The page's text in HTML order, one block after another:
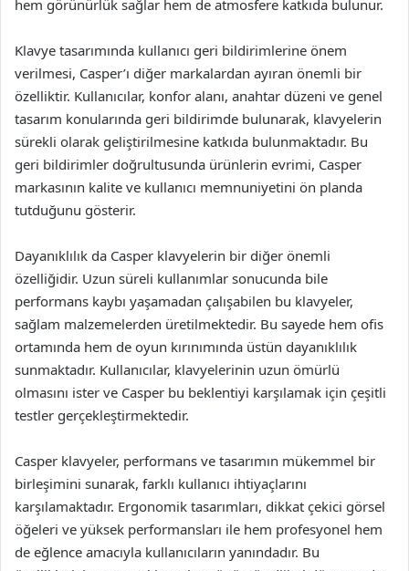
hem görünürlük sağlar hem de atmosfere katkıda bulunur.
Klavye tasarımında kullanıcı geri bildirimlerine önem
verilmesi, Casper’ı diğer markalardan ayıran önemli bir
özelliktir. Kullanıcılar, konfor alanı, anahtar düzeni ve genel
tasarım konularında geri bildirimde bulunarak, klavyelerin
sürekli olarak geliştirilmesine katkıda bulunmaktadır. Bu
geri bildirimler doğrultusunda ürünlerin evrimi, Casper
markasının kalite ve kullanıcı memnuniyetini ön planda
tutduğunu gösterir.
Dayanıklılık da Casper klavyelerin bir diğer önemli
özelliğidir. Uzun süreli kullanımlar sonucunda bile
performans kaybı yaşamadan çalışabilen bu klavyeler,
sağlam malzemelerden üretilmektedir. Bu sayede hem ofis
ortamında hem de oyun kırınımında üstün dayanıklılık
sunmaktadır. Kullanıcılar, klavyelerinin uzun ömürlü
olmasını ister ve Casper bu beklentiyi karşılamak için çeşitli
testler gerçekleştirmektedir.
Casper klavyeler, performans ve tasarımın mükemmel bir
birleşimini sunarak, farklı kullanıcı ihtiyaçlarını
karşılamaktadır. Ergonomik tasarımları, dikkat çekici görsel
öğeleri ve yüksek performansları ile hem profesyonel hem
de eğlence amacıyla kullanıcıların yanındadır. Bu